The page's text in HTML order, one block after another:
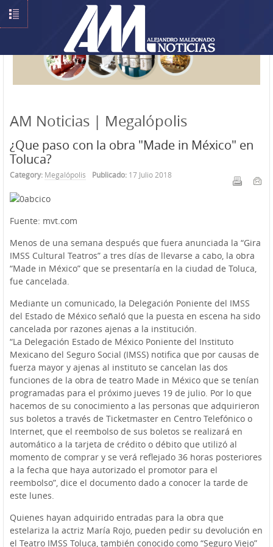
AM Noticias | Megalópolis
¿Que paso con la obra "Made in México" en
Toluca?
Category: Megalópolis Publicado: 17 Julio 2018
Fuente: mvt.com
Menos de una semana después que fuera anunciada la “Gira
IMSS Cultural Teatros” a tres días de llevarse a cabo, la obra
“Made in México” que se presentaría en la ciudad de Toluca,
fue cancelada.
Mediante un comunicado, la Delegación Poniente del IMSS
del Estado de México señaló que la puesta en escena ha sido
cancelada por razones ajenas a la institución.
“La Delegación Estado de México Poniente del Instituto
Mexicano del Seguro Social (IMSS) notifica que por causas de
fuerza mayor y ajenas al instituto se cancelan las dos
funciones de la obra de teatro Made in México que se tenían
programadas para el próximo jueves 19 de julio. Por lo que
hacemos de su conocimiento a las personas que adquirieron
sus boletos a través de Ticketmaster en Centro Telefónico o
Internet, que el reembolso de sus boletos se realizará en
automático a la tarjeta de crédito o débito que utilizó al
momento de comprar y se verá reflejado 36 horas posteriores
a la fecha que haya autorizado el promotor para el
reembolso”, dice el documento dado a conocer la tarde de
este lunes.
Quienes hayan adquirido entradas para la obra que
estelariza la actriz María Rojo, pueden pedir su devolución en
el Teatro IMSS Toluca, también conocido como “Seguro Viejo”